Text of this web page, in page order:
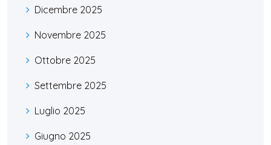
Dicembre 2025
Novembre 2025
Ottobre 2025
Settembre 2025
Luglio 2025
Giugno 2025